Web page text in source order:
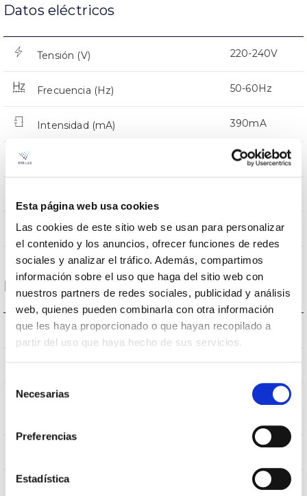
Esta página web usa cookies
Las cookies de este sitio web se usan para personalizar
el contenido y los anuncios, ofrecer funciones de redes
sociales y analizar el tráfico. Además, compartimos
información sobre el uso que haga del sitio web con
nuestros partners de redes sociales, publicidad y análisis
web, quienes pueden combinarla con otra información
que les haya proporcionado o que hayan recopilado a
partir del uso que haya hecho de sus servicios.
Necesarias
Preferencias
Estadística
Datos eléctricos
Tensión (V) 220-240V
Frecuencia (Hz) 50-60Hz
Intensidad (mA) 390mA
0,93
Regulación NO
Dimensiones y Montaje
Montaje 207638,537933,538237,538244
Posición de
Superficie/Suspendido